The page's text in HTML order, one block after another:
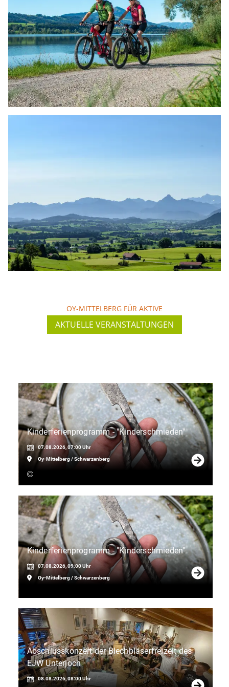
Mit idyllischen Seen und einer faszinierenden
Bergkulisse lädt Oy-Mittelberg zum
vielseitigen…
Jetzt entdecken
Rundtouren in der Berg- und Hügellandschaft
und um die Seen…
Jetzt entdecken
Jetzt entdecken
OY-MITTELBERG FÜR AKTIVE
AKTUELLE VERANSTALTUNGEN
Kinderferienprogramm - "Kinderschmieden"
07.08.2026, 07:00 Uhr
Oy-Mittelberg / Schwarzenberg
Kinderferienprogramm - "Kinderschmieden"
07.08.2026, 09:00 Uhr
Oy-Mittelberg / Schwarzenberg
Abschlusskonzert der Blechbläserfreizeit des
EJW Unterjoch
08.08.2026, 08:00 Uhr